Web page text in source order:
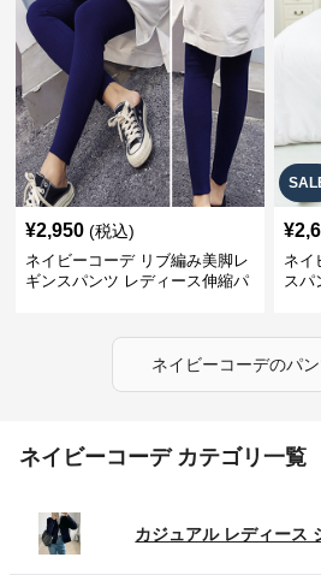
¥2,950 (税込)
ネイビーコーデ リブ編み美脚レ
ギンスパンツ レディース伸縮パ
¥
ネイ
スパ
ネイビーコーデのパ
ネイビーコーデ カテゴリ一覧
カジュアル レディース